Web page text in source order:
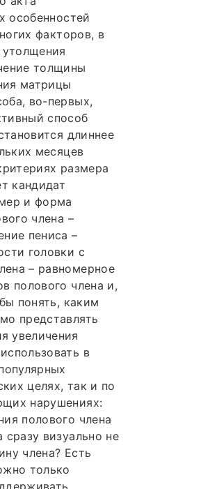
особенностей
факторов, в
толщины
матрицы
во-первых,
способ
длиннее
месяцев
размера
кандидат
и форма
члена –
пениса –
головки с
– равномерное
полового члена и,
понять, каким
представлять
увеличения
в
целях, так и по
нарушениях:
полового члена
визуально не
члена? Есть
только